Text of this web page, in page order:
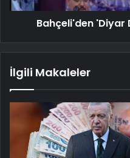
Bahçeli'den 'Diyar
İlgili Makaleler